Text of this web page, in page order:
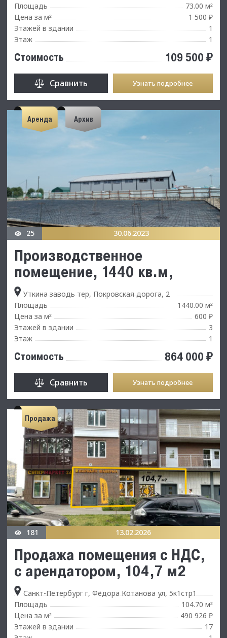
Площадь
73.00 м²
Цена за м²
1 500 ₽
Этажей в здании
1
Этаж
1
Стоимость 109 500 ₽
Сравнить Узнать подробнее
Аренда Архив
25 30.06.2023
Производственное
помещение, 1440 кв.м,
Уткина заводь тер, Покровская дорога, 2
Площадь
1440.00 м²
Цена за м²
600 ₽
Этажей в здании
3
Этаж
1
Стоимость 864 000 ₽
Сравнить Узнать подробнее
Продажа
181 13.02.2026
Продажа помещения с НДС,
с арендатором, 104,7 м2
Санкт-Петербург г, Фёдора Котанова ул, 5к1стр1
Площадь
104.70 м²
Цена за м²
490 926 ₽
Этажей в здании
17